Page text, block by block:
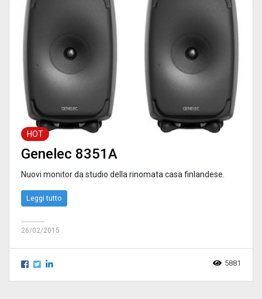
HOT
Genelec 8351A
Nuovi monitor da studio della rinomata casa finlandese.
Leggi tutto
26/02/2015
5881